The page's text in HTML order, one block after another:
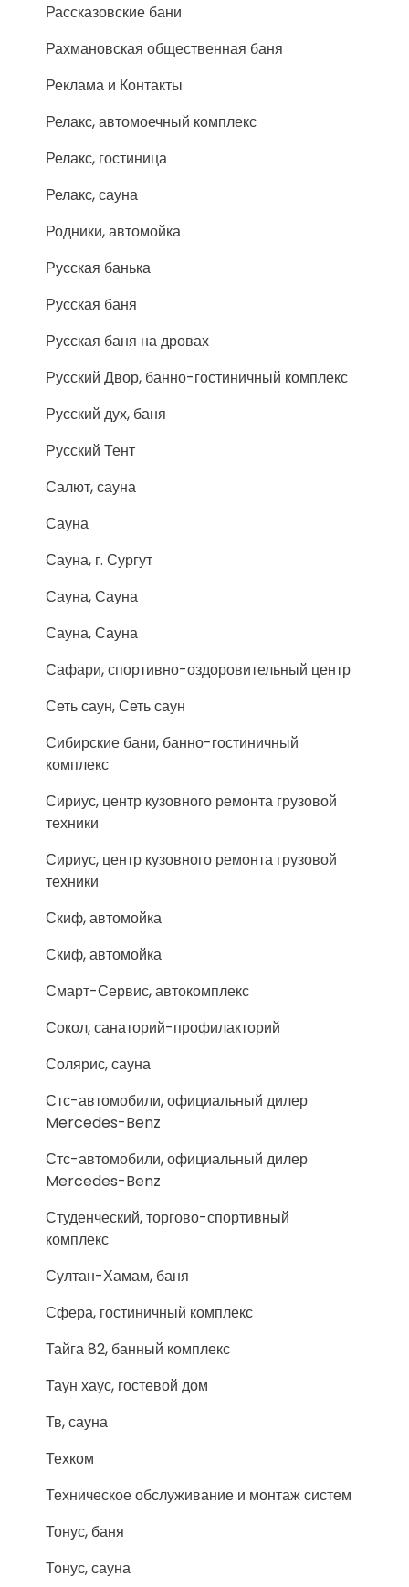
Рассказовские бани
Рахмановская общественная баня
Реклама и Контакты
Релакс, автомоечный комплекс
Релакс, гостиница
Релакс, сауна
Родники, автомойка
Русская банька
Русская баня
Русская баня на дровах
Русский Двор, банно-гостиничный комплекс
Русский дух, баня
Русский Тент
Салют, сауна
Сауна
Сауна, г. Сургут
Сауна, Сауна
Сауна, Сауна
Сафари, спортивно-оздоровительный центр
Сеть саун, Сеть саун
Сибирские бани, банно-гостиничный
комплекс
Сириус, центр кузовного ремонта грузовой
техники
Сириус, центр кузовного ремонта грузовой
техники
Скиф, автомойка
Скиф, автомойка
Смарт-Сервис, автокомплекс
Сокол, санаторий-профилакторий
Солярис, сауна
Стс-автомобили, официальный дилер
Mercedes-Benz
Стс-автомобили, официальный дилер
Mercedes-Benz
Студенческий, торгово-спортивный
комплекс
Султан-Хамам, баня
Сфера, гостиничный комплекс
Тайга 82, банный комплекс
Таун хаус, гостевой дом
Тв, сауна
Техком
Техническое обслуживание и монтаж систем
Тонус, баня
Тонус, сауна